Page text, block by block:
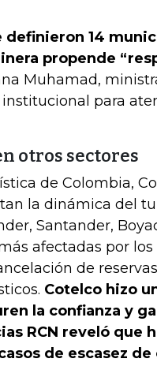
definieron 14
propende
Muhamad,
para
otros sectores
de Colombia,
la dinámica del
Santander,
afectadas por
de
Cotelco hizo
la confianza y
RCN reveló que
de escasez